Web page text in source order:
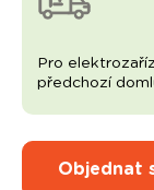
Pro
předchozí
Objednat